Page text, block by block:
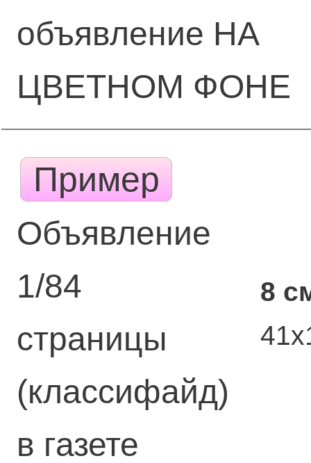
объявление НА
ЦВЕТНОМ ФОНЕ
Пример
Объявление
1/84
страницы
(классифайд)
в газете
8